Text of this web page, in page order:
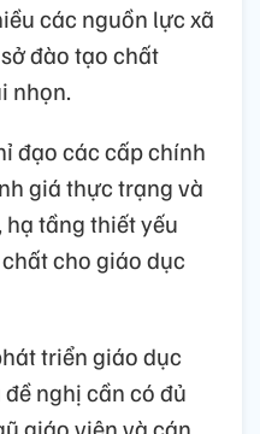
các nguồn lực xã
đào tạo chất
nhọn.
đạo các cấp chính
giá thực trạng và
tầng thiết yếu
cho giáo dục
triển giáo dục
nghị cần có đủ